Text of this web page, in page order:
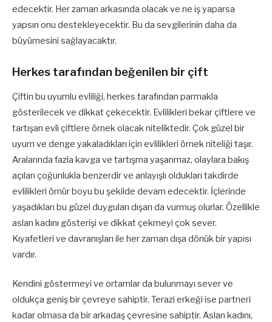
edecektir. Her zaman arkasında olacak ve ne iş yaparsa
yapsın onu destekleyecektir. Bu da sevgilerinin daha da
büyümesini sağlayacaktır.
Herkes tarafından beğenilen bir çift
Çiftin bu uyumlu evliliği, herkes tarafından parmakla
gösterilecek ve dikkat çekecektir. Evlilikleri bekar çiftlere ve
tartışan evli çiftlere örnek olacak niteliktedir. Çok güzel bir
uyum ve denge yakaladıkları için evlilikleri örnek niteliği taşır.
Aralarında fazla kavga ve tartışma yaşanmaz, olaylara bakış
açıları çoğunlukla benzerdir ve anlayışlı oldukları takdirde
evlilikleri ömür boyu bu şekilde devam edecektir. İçlerinde
yaşadıkları bu güzel duyguları dışarı da vurmuş olurlar. Özellikle
aslan kadını gösterişi ve dikkat çekmeyi çok sever.
Kıyafetleri ve davranışları ile her zaman dışa dönük bir yapısı
vardır.
Kendini göstermeyi ve ortamlar da bulunmayı sever ve
oldukça geniş bir çevreye sahiptir. Terazi erkeği ise partneri
kadar olmasa da bir arkadaş çevresine sahiptir. Aslan kadını,